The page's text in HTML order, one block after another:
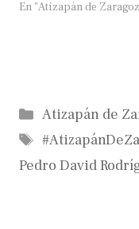
En "Atizapán de
Categorías
Atizapán de
Etiquetas
Pedro David